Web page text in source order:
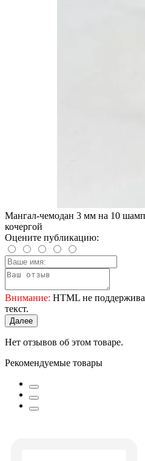
Мангал-чемодан 3 мм на 10
кочергой
Оцените публикацию:
Внимание: HTML не
текст.
Далее
Нет отзывов об этом товаре.
Рекомендуемые товары